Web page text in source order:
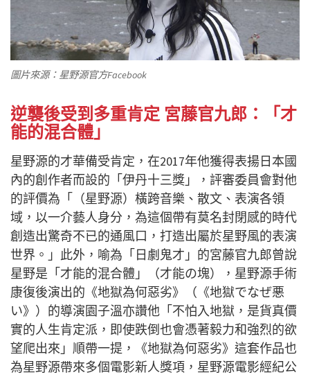
圖片來源：星野源官方Facebook
逆襲後受到多重肯定 宮藤官九郎：「才
能的混合體」
星野源的才華備受肯定，在2017年他獲得表揚日本國
內的創作者而設的「伊丹十三獎」，評審委員會對他
的評價為「（星野源）橫跨音樂、散文、表演各領
域，以一介藝人身分，為這個帶有莫名封閉感的時代
創造出驚奇不已的通風口，打造出屬於星野風的表演
世界。」此外，喻為「日劇鬼才」的宮藤官九郎曾說
星野是「才能的混合體」（才能の塊），星野源手術
康復後演出的《地獄為何惡劣》（《地獄でなぜ悪
い》）的導演園子溫亦讚他「不怕入地獄，是貨真價
實的人生肯定派，即使跌倒也會憑著毅力和強烈的欲
望爬出來」順帶一提，《地獄為何惡劣》這套作品也
為星野源帶來多個電影新人獎項，星野源電影經紀公